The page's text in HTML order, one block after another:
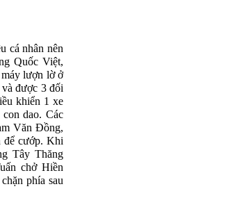
cá nhân nên
Quốc Việt,
lượn lờ ở
được 3 đối
khiển 1 xe
dao. Các
Văn Đồng,
để cướp. Khi
Tây Thăng
chở Hiền
phía sau